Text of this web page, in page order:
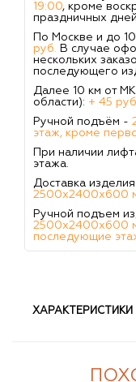
19:00, кроме
праздничных дней.
По Москве и до
руб.
В случае
нескольких
последующего
Далее 10 км от
области): + 45
Ручной подъём -
этаж, кроме
При наличии
этажа.
Доставка
2500х2400х600
Ручной подъем
2500х2400х600
последующие
ХАРАКТЕРИСТИКИ